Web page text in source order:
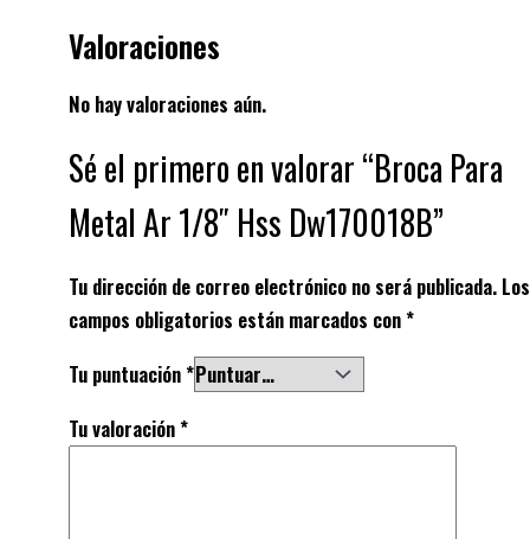
Valoraciones
No hay valoraciones aún.
Sé el primero en valorar “Broca Para
Metal Ar 1/8″ Hss Dw170018B”
Tu dirección de correo electrónico no será publicada. Los
campos obligatorios están marcados con*
Tu puntuación*
Tu valoración*